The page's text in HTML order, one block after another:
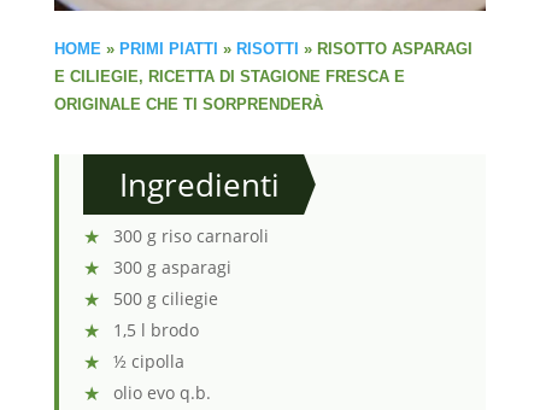
HOME » PRIMI PIATTI » RISOTTI » RISOTTO ASPARAGI
E CILIEGIE, RICETTA DI STAGIONE FRESCA E
ORIGINALE CHE TI SORPRENDERÀ
Ingredienti
300 g riso carnaroli
300 g asparagi
500 g ciliegie
1,5 l brodo
½ cipolla
olio evo q.b.